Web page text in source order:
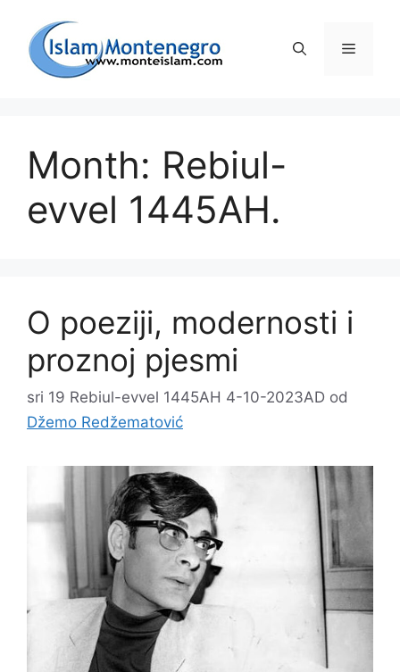
sadržaj
Month: Rebiul-
evvel 1445AH.
O poeziji, modernosti i
proznoj pjesmi
sri 19 Rebiul-evvel 1445AH 4-10-2023AD od
Džemo Redžematović